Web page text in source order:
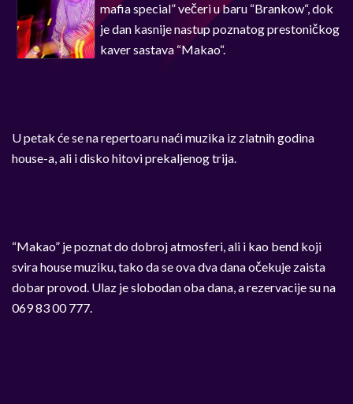
mafia special” večeri u baru “Brankow“, dok
je dan kasnije nastup poznatog prestoničkog
kaver sastava “Makao“.
U petak će se na repertoaru naći muzika iz zlatnih godina
house-a, ali i disko hitovi prekaljenog trija.
“Makao” je poznat do dobroj atmosferi, ali i kao bend koji
svira house muziku, tako da se ova dva dana očekuje zaista
dobar provod. Ulaz je slobodan oba dana, a rezervacije su na
069 83 00 777.